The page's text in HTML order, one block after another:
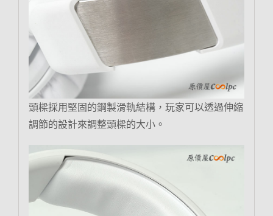
頭樑採用堅固的鋼製滑軌結構，玩家可以透過伸縮
調節的設計來調整頭樑的大小。